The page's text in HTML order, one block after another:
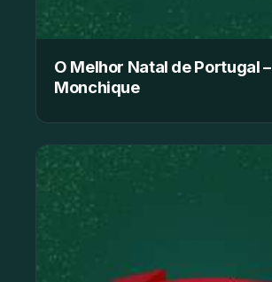
O Melhor Natal de Portugal –
Monchique